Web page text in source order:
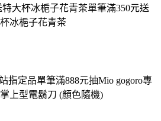
特大杯冰梔子花青茶單筆滿350元送
冰梔子花青茶
指定品單筆滿888元抽Mio gogoro專
上型電鬍刀 (顏色隨機)